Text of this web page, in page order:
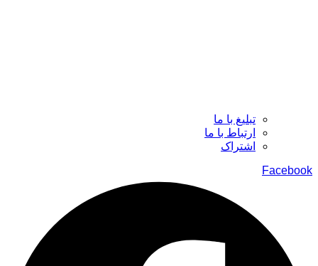
تبلیغ با ما
ارتباط با ما
اشتراک
Facebook